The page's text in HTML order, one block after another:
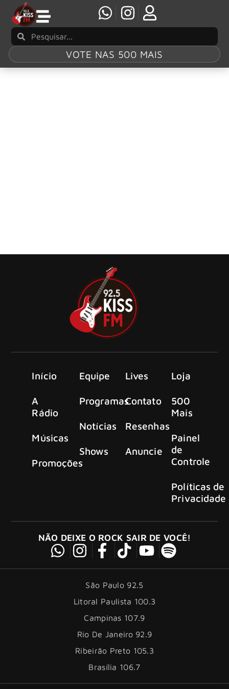
VOTE NAS 500 MAIS
Início
A
Rádio
Músicas
Promoções
Equipe
Programas
Notícias
Shows
Lives
Contato
Resenhas
Anuncie
Loja
500
Mais
Painel
de
Controle
Políticas de
Privacidade
NÃO DEIXE O ROCK SAIR DE VOCÊ!
São Paulo 92.5
Litoral Paulista 100.3
Campinas 107.9
Rio De Janeiro 92.9
Ribeirão Preto 105.3
Brasília 106.7